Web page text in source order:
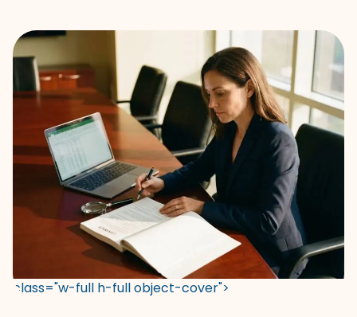
class="w-full h-full object-cover">